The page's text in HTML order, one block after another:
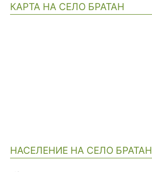
КАРТА НА СЕЛО БРАТАН
НАСЕЛЕНИЕ НА СЕЛО БРАТАН